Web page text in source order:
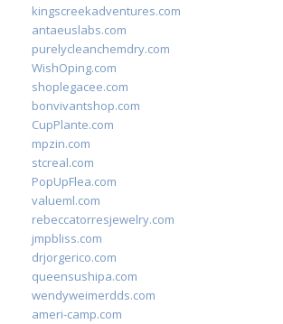
kingscreekadventures.com
antaeuslabs.com
purelycleanchemdry.com
WishOping.com
shoplegacee.com
bonvivantshop.com
CupPlante.com
mpzin.com
stcreal.com
PopUpFlea.com
valueml.com
rebeccatorresjewelry.com
jmpbliss.com
drjorgerico.com
queensushipa.com
wendyweimerdds.com
ameri-camp.com